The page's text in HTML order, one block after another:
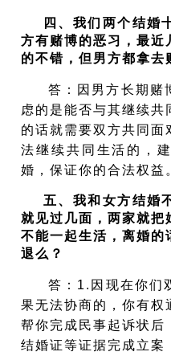
四、我们两个结婚
方有赌博的恶习，最近
的不错，但男方都拿去
答：
因男方长期赌
虑的是能否与其继续
的话就需要双方共同面
法继续共同生活的，
婚，保证你的合法权益
五、我和女方结婚
就见过几面，两家就把
不能一起生活，离婚的
退么？
答：1. 因现在你们
果无法协商的，你有权
帮你完成 民事起诉状后
结婚证等证据完成立案